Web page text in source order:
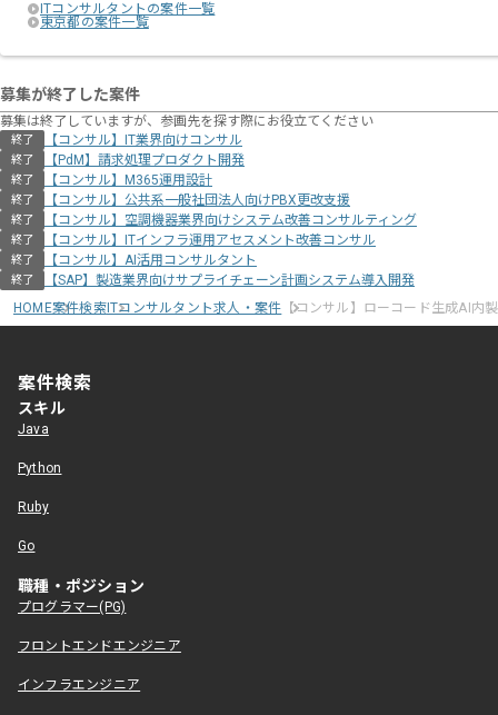
ITコンサルタントの案件一覧
東京都の案件一覧
募集が終了した案件
募集は終了していますが、参画先を探す際にお役立てください
終了 【コンサル】IT業界向けコンサル
終了 【PdM】請求処理プロダクト開発
終了 【コンサル】M365運用設計
終了 【コンサル】公共系一般社団法人向けPBX更改支援
終了 【コンサル】空調機器業界向けシステム改善コンサルティング
終了 【コンサル】ITインフラ運用アセスメント改善コンサル
終了 【コンサル】AI活用コンサルタント
終了
【SAP】製造業界向けサプライチェーン計画システム導入開発
HOME案件検索ITコンサルタント求人・案件 【コンサル】ローコード生成AI内
案件検索
スキル
Java
Python
Ruby
Go
職種・ポジション
プログラマー(PG)
フロントエンドエンジニア
インフラエンジニア